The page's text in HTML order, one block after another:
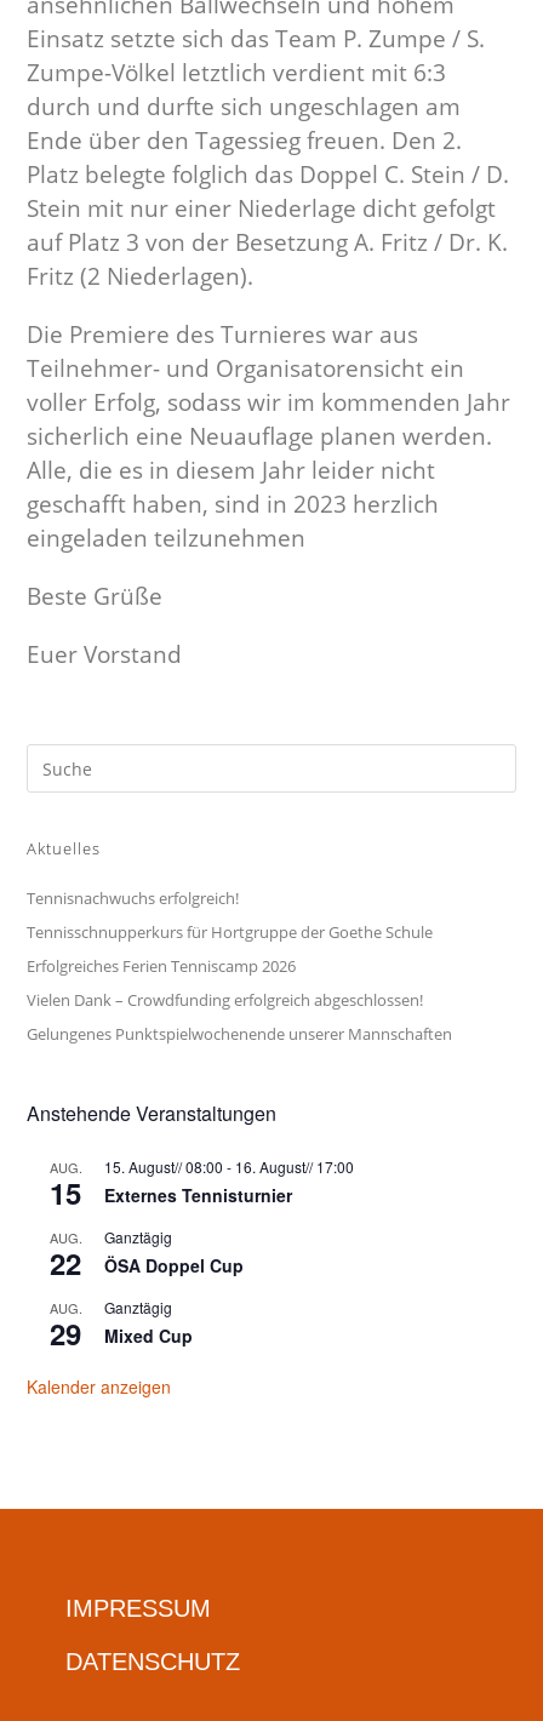
Einsatz setzte sich das Team P. Zumpe / S.
Zumpe-Völkel letztlich verdient mit 6:3
durch und durfte sich ungeschlagen am
Ende über den Tagessieg freuen. Den 2.
Platz belegte folglich das Doppel C. Stein / D.
Stein mit nur einer Niederlage dicht gefolgt
auf Platz 3 von der Besetzung A. Fritz / Dr. K.
Fritz (2 Niederlagen).
Die Premiere des Turnieres war aus
Teilnehmer- und Organisatorensicht ein
voller Erfolg, sodass wir im kommenden Jahr
sicherlich eine Neuauflage planen werden.
Alle, die es in diesem Jahr leider nicht
geschafft haben, sind in 2023 herzlich
eingeladen teilzunehmen
Beste Grüße
Euer Vorstand
Aktuelles
Tennisnachwuchs erfolgreich!
Tennisschnupperkurs für Hortgruppe der Goethe Schule
Erfolgreiches Ferien Tenniscamp 2026
Vielen Dank – Crowdfunding erfolgreich abgeschlossen!
Gelungenes Punktspielwochenende unserer Mannschaften
Anstehende Veranstaltungen
AUG.
15
15. August// 08:00 - 16. August// 17:00
Externes Tennisturnier
AUG.
22
Ganztägig
ÖSA Doppel Cup
AUG.
29
Ganztägig
Mixed Cup
Kalender anzeigen
IMPRESSUM
DATENSCHUTZ